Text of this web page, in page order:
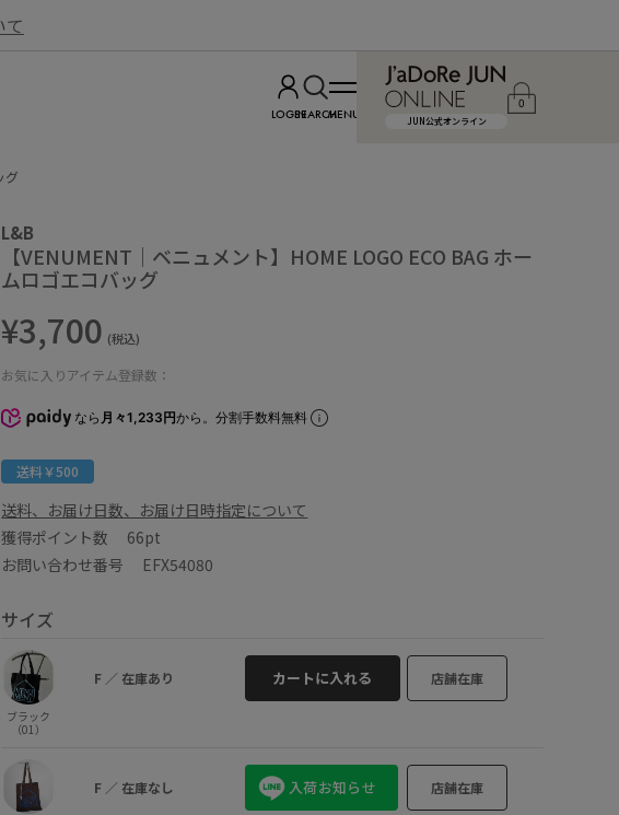
LOGINSEARCHMENU JUN公式オンライン
0
グ
L&B
【VENUMENT｜ベニュメント】HOME LOGO ECO BAG ホー
ムロゴエコバッグ
¥3,700 (税込)
お気に入りアイテム登録数：
なら 月々1,233円から。分割手数料無料
送料￥500
送料、お届け日数、お届け日時指定について
獲得ポイント数 66pt
お問い合わせ番号 EFX54080
サイズ
ブラック
（01）
F ／ 在庫あり カートに入れる 店舗在庫
F ／ 在庫なし 入荷お知らせ 店舗在庫